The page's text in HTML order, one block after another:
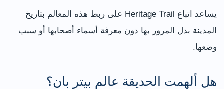
يساعد اتباع Heritage Trail على ربط هذه المعالم بتاريخ
المدينة بدل المرور بها دون معرفة أسماء أصحابها أو سبب
وضعها.
هل ألهمت الحديقة عالم بيتر بان؟